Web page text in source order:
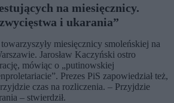
na miesięcznicy.
i ukarania”
miesięcznicy smoleńskiej na
Jarosław Kaczyński ostro
mówiąc o „putinowskiej
Prezes PiS zapowiedział też,
czas na rozliczenia. – Przyjdzie
– stwierdził.